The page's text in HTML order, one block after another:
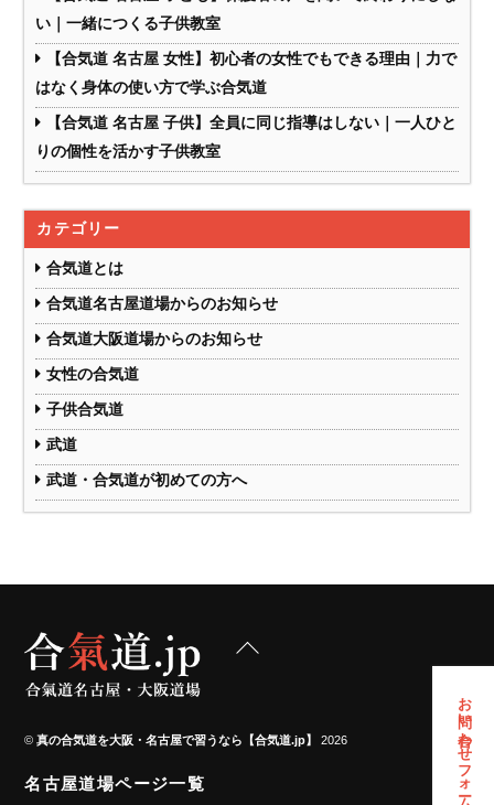
お問い合わせフォーム
い｜一緒につくる子供教室
【合気道 名古屋 女性】初心者の女性でもできる理由｜力で
はなく身体の使い方で学ぶ合気道
【合気道 名古屋 子供】全員に同じ指導はしない｜一人ひと
りの個性を活かす子供教室
カテゴリー
合気道とは
合気道名古屋道場からのお知らせ
合気道大阪道場からのお知らせ
女性の合気道
子供合気道
武道
武道・合気道が初めての方へ
Back
©真の合気道を大阪・名古屋で習うなら【合気道.jp】 2026
名古屋道場ページ一覧